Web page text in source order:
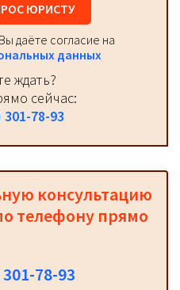
ЮРИСТУ
даёте согласие на
данных
ждать?
сейчас:
301-78-93
консультацию
телефону прямо
78-93